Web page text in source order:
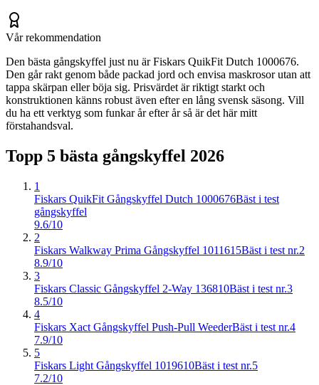
Vår rekommendation
Den bästa gångskyffel just nu är Fiskars QuikFit Dutch 1000676.
Den går rakt genom både packad jord och envisa maskrosor utan att
tappa skärpan eller böja sig. Prisvärdet är riktigt starkt och
konstruktionen känns robust även efter en lång svensk säsong. Vill
du ha ett verktyg som funkar år efter år så är det här mitt
förstahandsval.
Topp 5 bästa gångskyffel 2026
1
Fiskars QuikFit Gångskyffel Dutch 1000676Bäst i test
gångskyffel
9.6/10
2
Fiskars Walkway Prima Gångskyffel 1011615Bäst i test nr.2
8.9/10
3
Fiskars Classic Gångskyffel 2-Way 136810Bäst i test nr.3
8.5/10
4
Fiskars Xact Gångskyffel Push-Pull WeederBäst i test nr.4
7.9/10
5
Fiskars Light Gångskyffel 1019610Bäst i test nr.5
7.2/10